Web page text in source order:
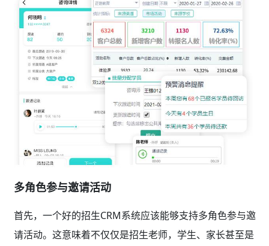
多角色参与邀请活动
首先，一个好的招生CRM系统应该能够支持多角色参与邀
请活动。这意味着不仅仅是招生老师，学生、家长甚至是